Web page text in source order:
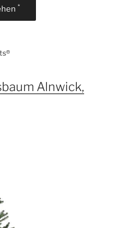
*
Alnwick,